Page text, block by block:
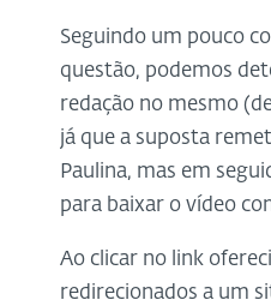
Seguindo um pouco
questão, podemos
redação no mesmo
já que a suposta
Paulina, mas em
para baixar o vídeo
Ao clicar no link
redirecionados a um